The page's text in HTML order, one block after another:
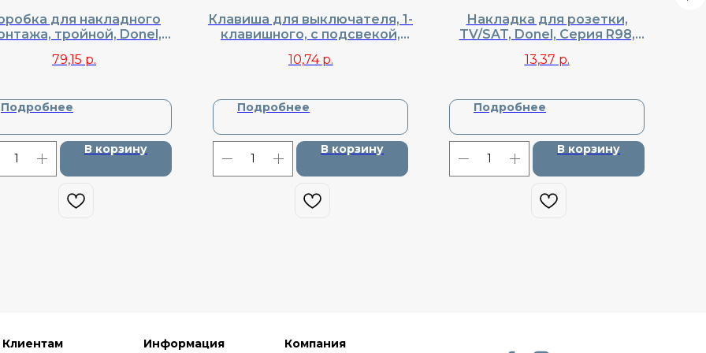
для накладного
тройной, Donel,
79,15 р.
Подробнее
В корзину
Клавиша для выключателя, 1-
клавишного, с подсвекой,
10,74 р.
Подробнее
В корзину
Накладка для розетки,
TV/SAT, Donel, Cерия R98,
13,37 р.
Подробнее
В корзину
Клиентам Информация Компания